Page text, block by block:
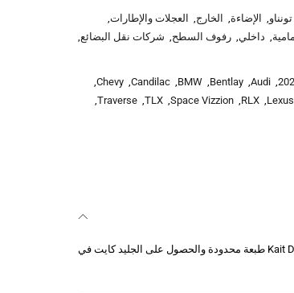
, الإضاءة, الخارج, العجلات والإطارات,
, داخلي, رفوف السطح, شركات نقل البضائع,
,
Audi
,
Bentlay
,
BMW
,
Candilac
,
Chevy
,
Lexus
,
RLX
,
Space Vizzion
,
TLX
,
Traverse
,
النظام المراقب المالي تعزيز اللاسلكية – التروس 5 Kait Diaz طبعة محدودة والحصول على الجليد كايت في